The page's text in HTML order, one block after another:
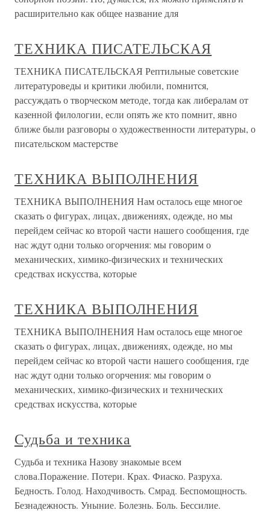
расширительно как общее название для
ТЕХНИКА ПИСАТЕЛЬСКАЯ
ТЕХНИКА ПИСАТЕЛЬСКАЯ Рептильные советские
литературоведы и критики любили, помнится,
рассуждать о творческом методе, тогда как либералам от
казенной филологии, если опять же кто помнит, явно
ближе были разговоры о художественности литературы, о
писательском мастерстве
ТЕХНИКА ВЫПОЛНЕНИЯ
ТЕХНИКА ВЫПОЛНЕНИЯ Нам осталось еще многое
сказать о фигурах, лицах, движениях, одежде, но мы
перейдем сейчас ко второй части нашего сообщения, где
нас ждут одни только огорчения: мы говорим о
механических, химико-физических и технических
средствах искусства, которые
ТЕХНИКА ВЫПОЛНЕНИЯ
ТЕХНИКА ВЫПОЛНЕНИЯ Нам осталось еще многое
сказать о фигурах, лицах, движениях, одежде, но мы
перейдем сейчас ко второй части нашего сообщения, где
нас ждут одни только огорчения: мы говорим о
механических, химико-физических и технических
средствах искусства, которые
Судьба и техника
Судьба и техника Назову знакомые всем
слова.Поражение. Потери. Крах. Фиаско. Разруха.
Бедность. Голод. Находчивость. Смрад. Беспомощность.
Безнадежность. Уныние. Болезнь. Боль. Бессилие.